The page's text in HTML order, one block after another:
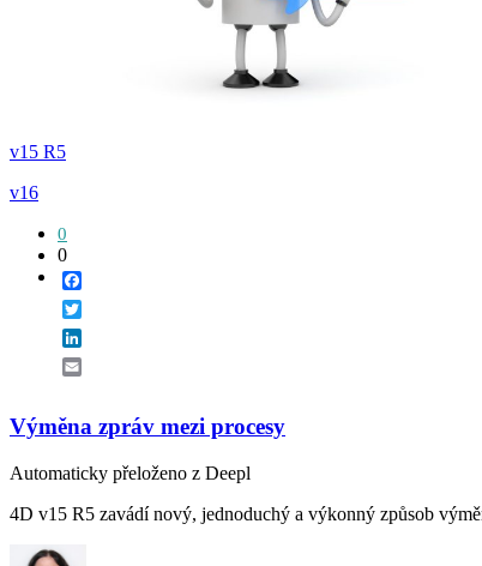
v15 R5
v16
0
0
Výměna zpráv mezi procesy
Automaticky přeloženo z Deepl
4D v15 R5 zavádí nový, jednoduchý a výkonný způsob